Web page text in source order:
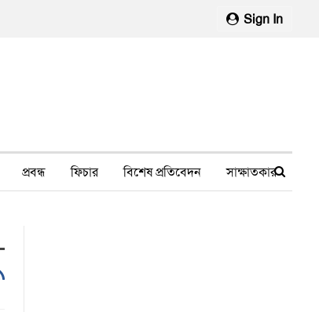
Sign In
প্রবন্ধ ফিচার বিশেষ প্রতিবেদন সাক্ষাতকার